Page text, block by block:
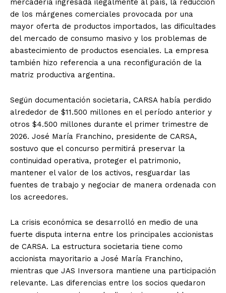
mercadería ingresada ilegalmente al país, la reducción
de los márgenes comerciales provocada por una
mayor oferta de productos importados, las dificultades
del mercado de consumo masivo y los problemas de
abastecimiento de productos esenciales. La empresa
también hizo referencia a una reconfiguración de la
matriz productiva argentina.
Según documentación societaria, CARSA había perdido
alrededor de $11.500 millones en el período anterior y
otros $4.500 millones durante el primer trimestre de
2026. José María Franchino, presidente de CARSA,
sostuvo que el concurso permitirá preservar la
continuidad operativa, proteger el patrimonio,
mantener el valor de los activos, resguardar las
fuentes de trabajo y negociar de manera ordenada con
los acreedores.
La crisis económica se desarrolló en medio de una
fuerte disputa interna entre los principales accionistas
de CARSA. La estructura societaria tiene como
accionista mayoritario a José María Franchino,
mientras que JAS Inversora mantiene una participación
relevante. Las diferencias entre los socios quedaron